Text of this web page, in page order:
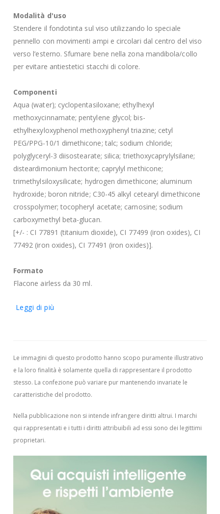
Modalità d'uso
Stendere il fondotinta sul viso utilizzando lo speciale
pennello con movimenti ampi e circolari dal centro del viso
verso l’esterno. Sfumare bene nella zona mandibola/collo
per evitare antiestetici stacchi di colore.
Componenti
Aqua (water); cyclopentasiloxane; ethylhexyl
methoxycinnamate; pentylene glycol; bis-
ethylhexyloxyphenol methoxyphenyl triazine; cetyl
PEG/PPG-10/1 dimethicone; talc; sodium chloride;
polyglyceryl-3 diisostearate; silica; triethoxycaprylylsilane;
disteardimonium hectorite; caprylyl methicone;
trimethylsiloxysilicate; hydrogen dimethicone; aluminum
hydroxide; boron nitride; C30-45 alkyl cetearyl dimethicone
crosspolymer; tocopheryl acetate; carnosine; sodium
carboxymethyl beta-glucan.
[+/- : CI 77891 (titanium dioxide), CI 77499 (iron oxides), CI
77492 (iron oxides), CI 77491 (iron oxides)].
Formato
Flacone airless da 30 ml.
Leggi di più
Le immagini di questo prodotto hanno scopo puramente illustrativo
e la loro finalità è solamente quella di rappresentare il prodotto
stesso. La confezione può variare pur mantenendo invariate le
caratteristiche del prodotto.
Nella pubblicazione non si intende infrangere diritti altrui. I marchi
qui rappresentati e i tutti i diritti attribuibili ad essi sono dei legittimi
proprietari.